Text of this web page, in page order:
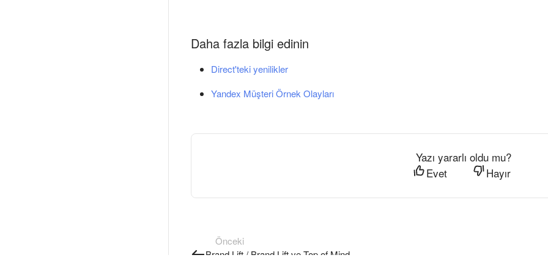
Daha fazla bilgi edinin
Direct'teki yenilikler
Yandex Müşteri Örnek Olayları
Yazı yararlı oldu mu?
Evet
Hayır
Önceki
Brand Lift / Brand Lift ve Top of Mind